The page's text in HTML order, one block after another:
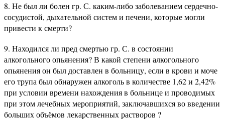
8. Не был ли болен гр. С. каким-либо заболеванием сердечно-
сосудистой, дыхательной систем и печени, которые могли
привести к смерти?
9. Находился ли пред смертью гр. С. в состоянии
алкогольного опьянения? В какой степени алкогольного
опьянения он был доставлен в больницу, если в крови и моче
его трупа был обнаружен алкоголь в количестве 1,62 и 2,42%
при условии времени нахождения в больнице и проводимых
при этом лечебных мероприятий, заключавшихся во введении
больших объёмов лекарственных растворов ?